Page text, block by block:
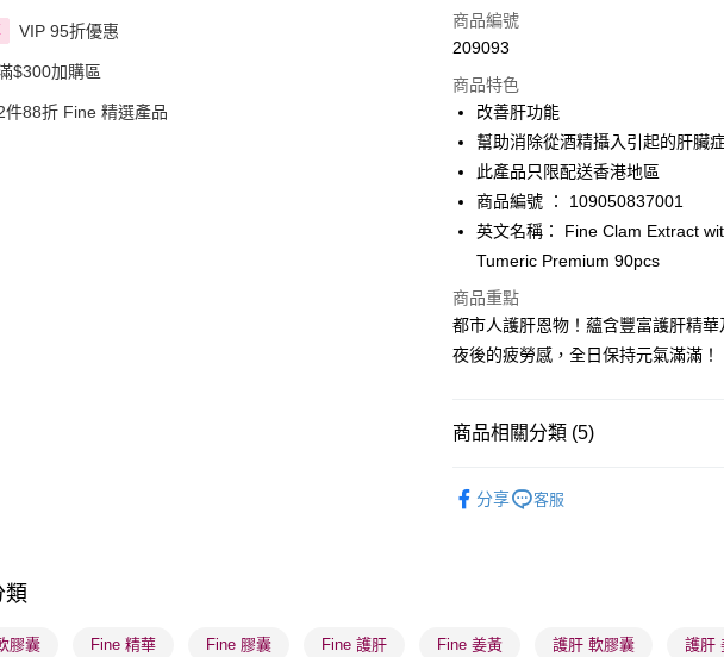
VIP 95折優惠
$300加購區
件88折 Fine 精選產品
信用卡
AlipayHK
PayMe
WeChat Pay
BoC Pay
送貨方式
順豐自助櫃 - 確認發貨後1-3個工作天
順豐站及營業點 - 確認發貨後1-3個工
確認發貨後1-3 工作天送達，訂單將
取。逾期會取消訂單，並不會安排重
商品編號
209093
商品特色
改善肝功能
幫助消除從酒精攝入引起的肝臟
此產品只限配送香港地區
商品編號 ： 109050837001
英文名稱： Fine Clam Extract
Tumeric Premium 90pcs
商品重點
都市人護肝恩物！蘊含豐富護肝精
夜後的疲勞感，全日保持元氣滿滿！
商品相關分類 (5)
本月人氣推薦 美肌纖體 重煥年輕
分享 客服
類
膠囊 Fine 精華 Fine 膠囊 Fine 護肝 Fine 姜黃 護肝 軟膠囊 護肝